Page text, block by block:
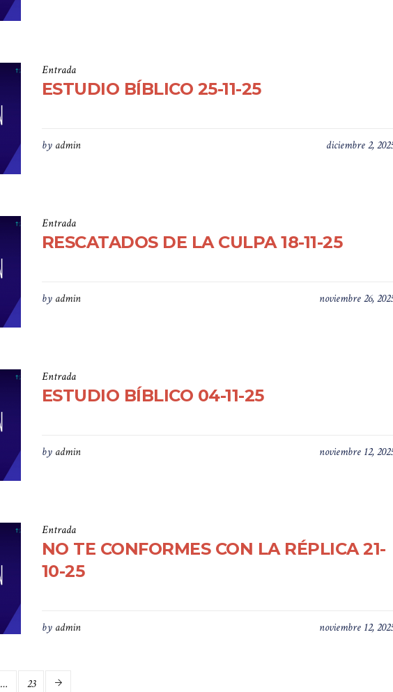
Entrada
ESTUDIO BÍBLICO 25-11-25
diciembre 2,
by admin
Entrada
RESCATADOS DE LA CULPA 18-11-25
noviembre 26,
by admin
Entrada
ESTUDIO BÍBLICO 04-11-25
noviembre 12,
by admin
Entrada
NO TE CONFORMES CON LA RÉPLICA 21-
10-25
noviembre 12,
by admin
… 23